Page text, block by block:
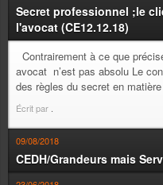
Secret professionnel ;le
l'avocat (CE12.12.18)
Contrairement à ce que
avocat n’est pas absolu Le
des règles du secret en
Écrit par
09/08/2018
CEDH/Grandeurs mais